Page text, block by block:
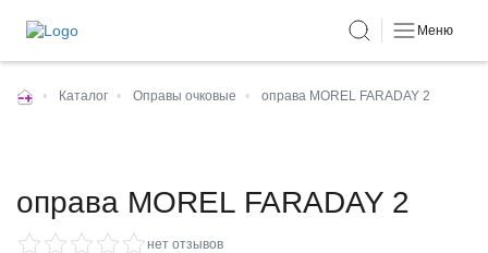
Меню
• Каталог • Оправы очковые • оправа MOREL FARADAY 2
оправа MOREL FARADAY 2
нет отзывов